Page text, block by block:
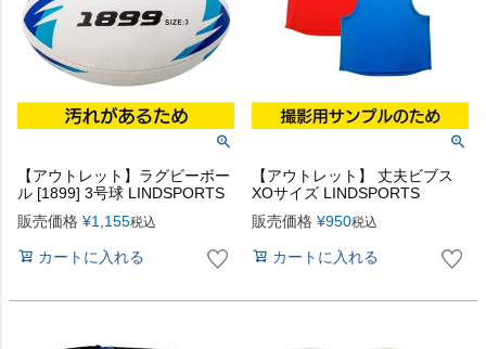
【アウトレット】ラグビーボー
ル [1899] 3号球 LINDSPORTS
販売価格 ¥1,155税込
カートに入れる
【アウトレット】 丈夫ビブス
XOサイズ LINDSPORTS
販売価格 ¥950税込
カートに入れる